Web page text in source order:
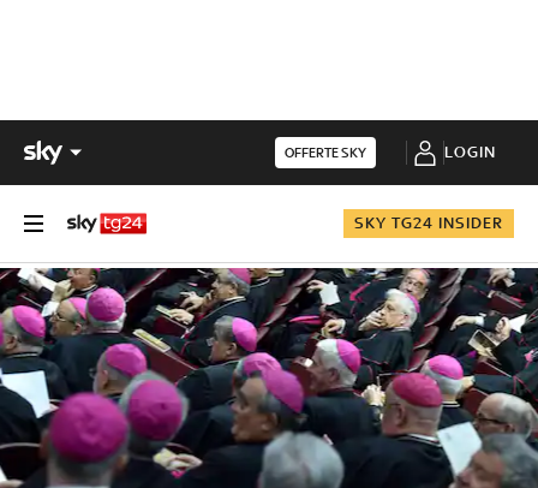
OFFERTE SKY LOGIN
SKY TG24 INSIDER